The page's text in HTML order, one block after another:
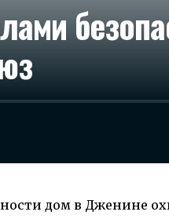
дом в Дженине